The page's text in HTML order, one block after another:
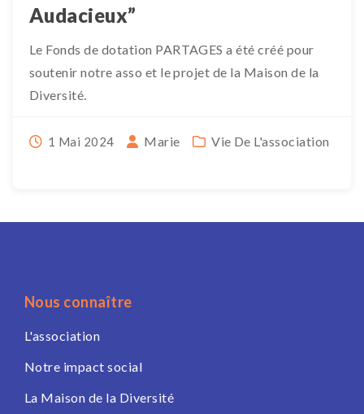
Audacieux”
Le Fonds de dotation PARTAGES a été créé pour
soutenir notre asso et le projet de la Maison de la
Diversité.
1 Mai 2024 Marie Vie De L'association
Nous connaître
L'association
Notre impact social
La Maison de la Diversité